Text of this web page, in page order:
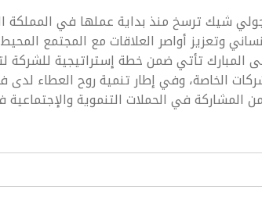
شيك ترسخ منذ بداية عملها في المملكة
وتعزيز أواصر العلاقات مع المجتمع
المبارك تأتي ضمن خطة إستراتيجية للشركة
الخاصة، وفي إطار تنمية روح العطاء لدى
في الحملات التنموية